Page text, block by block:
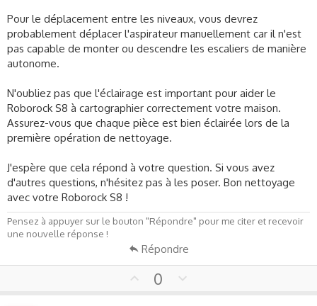
Pour le déplacement entre les niveaux, vous devrez
probablement déplacer l'aspirateur manuellement car il n'est
pas capable de monter ou descendre les escaliers de manière
autonome.
N'oubliez pas que l'éclairage est important pour aider le
Roborock S8 à cartographier correctement votre maison.
Assurez-vous que chaque pièce est bien éclairée lors de la
première opération de nettoyage.
J'espère que cela répond à votre question. Si vous avez
d'autres questions, n'hésitez pas à les poser. Bon nettoyage
avec votre Roborock S8 !
Pensez à appuyer sur le bouton "Répondre" pour me citer et recevoir
une nouvelle réponse !
Répondre
0